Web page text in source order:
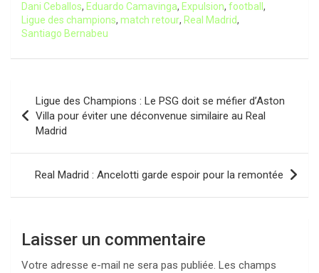
Dani Ceballos, Eduardo Camavinga, Expulsion, football ,
Ligue des champions, match retour, Real Madrid,
Santiago Bernabeu
de
l’article
Ligue des Champions : Le PSG doit se méfier d’Aston
Villa pour éviter une déconvenue similaire au Real
Madrid
Real Madrid : Ancelotti garde espoir pour la remontée
Laisser un commentaire
Votre adresse e-mail ne sera pas publiée. Les champs